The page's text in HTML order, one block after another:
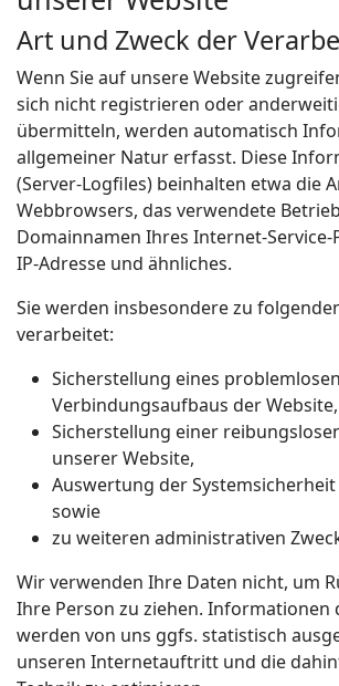
Art und Zweck der
Wenn Sie auf unsere Website
sich nicht registrieren oder
übermitteln, werden automatisch
allgemeiner Natur erfasst. Diese
(Server-Logfiles) beinhalten etwa die
Webbrowsers, das verwendete
Domainnamen Ihres Internet-
IP-Adresse und ähnliches.
Sie werden insbesondere zu
verarbeitet:
Sicherstellung eines problemlosen
Verbindungsaufbaus der Website,
Sicherstellung einer
unserer Website,
Auswertung der
sowie
zu weiteren administrativen
Wir verwenden Ihre Daten nicht, um
Ihre Person zu ziehen. Informationen
werden von uns ggfs. statistisch
unseren Internetauftritt und die